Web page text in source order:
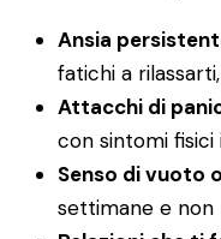
Ansia
fatichi a
Attacchi di
con sintomi fisici
Senso di vuoto
settimane e non